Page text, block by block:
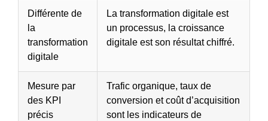
Différente de
la
transformation
digitale
La transformation digitale est
un processus, la croissance
digitale est son résultat chiffré.
Mesure par
des KPI
précis
Trafic organique, taux de
conversion et coût d’acquisition
sont les indicateurs de